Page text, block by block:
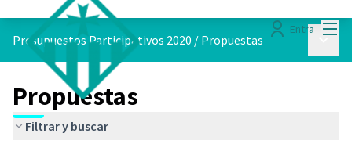
Entra
Presupuestos Participativos 2020 / Propuestas
Propuestas
Filtrar y buscar